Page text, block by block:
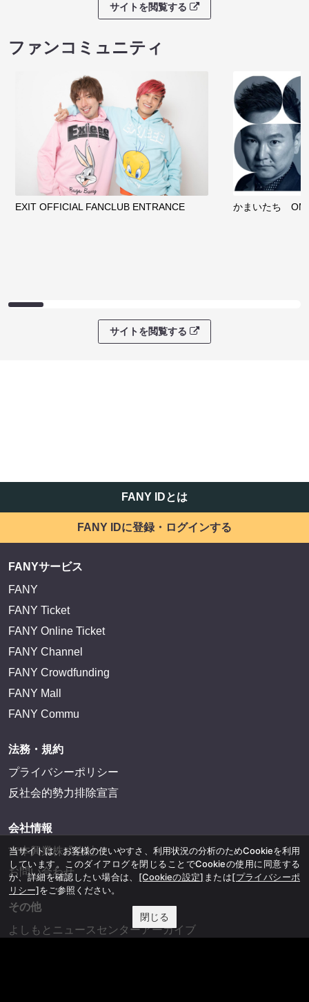
サイトを閲覧する
ファンコミュニティ
EXIT OFFICIAL FANCLUB ENTRANCE かまいたち
サイトを閲覧する
FANY IDとは
FANY IDに登録・ログインする
FANYサービス
FANY
FANY Ticket
FANY Online Ticket
FANY Channel
FANY Crowdfunding
FANY Mall
FANY Commu
法務・規約
プライバシーポリシー
反社会的勢力排除宣言
会社情報
吉本興業株式会社
お問い合わせ
その他
よしもとニュースセンターアーカイブ
当サイトは、お客様の使いやすさ、利用状況の分析のためCookieを利用
しています。このダイアログを閉じることでCookieの使用に同意する
か、詳細を確認したい場合は、 [Cookieの設定] または[プライバシーポ
リシー]をご参照ください。
閉じる